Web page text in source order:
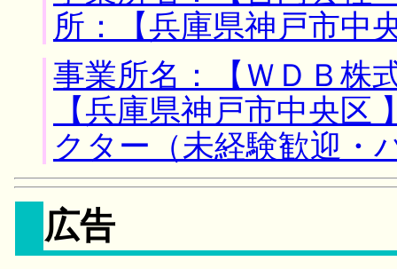
所：【兵庫県神戸市中
事業所名：【ＷＤＢ株
【兵庫県神戸市中央
クター（未経験歓迎・
広告